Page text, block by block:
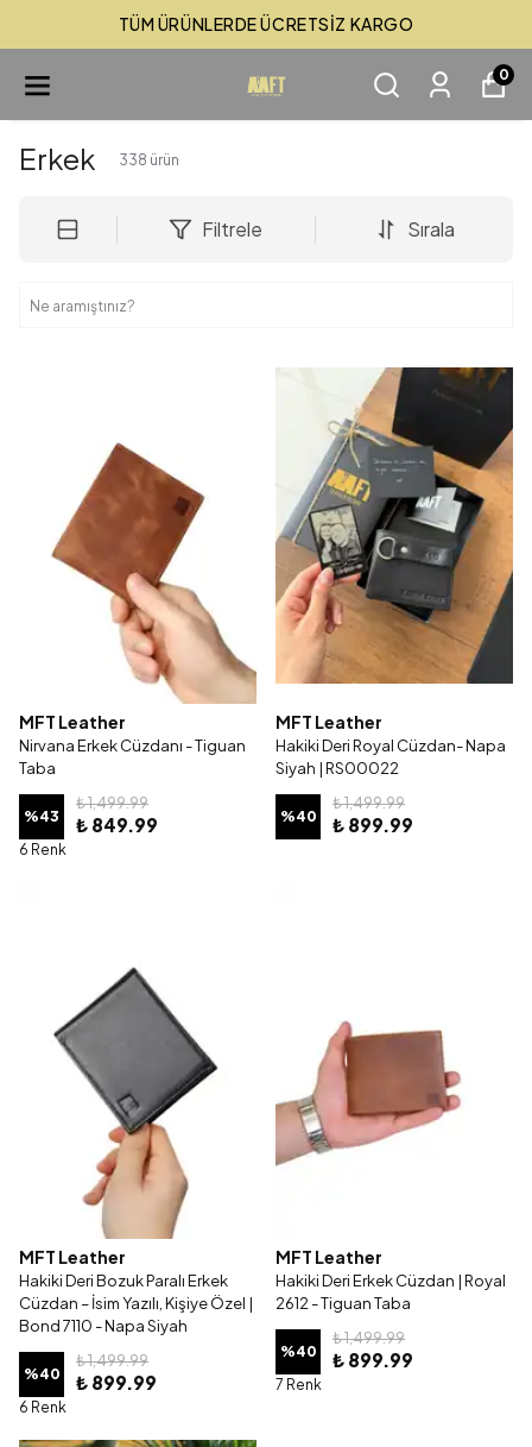
TÜM ÜRÜNLERDE ÜCRETSİZ KARGO
0
Erkek 338 ürün
Filtrele Sırala
MFT Leather
Nirvana Erkek Cüzdanı - Tiguan
Taba
%43
₺ 1,499.99
₺ 849.99
6 Renk
MFT Leather
Hakiki Deri Royal Cüzdan- Napa
Siyah | RS00022
%40
₺ 1,499.99
₺ 899.99
MFT Leather
Hakiki Deri Bozuk Paralı Erkek
Cüzdan – İsim Yazılı, Kişiye Özel |
Bond 7110 - Napa Siyah
%40
₺ 1,499.99
₺ 899.99
6 Renk
MFT Leather
Hakiki Deri Erkek Cüzdan | Royal
2612 - Tiguan Taba
%40
₺ 1,499.99
₺ 899.99
7 Renk